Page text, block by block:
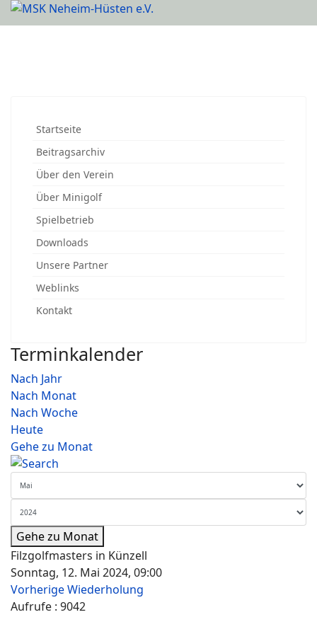
Startseite
Beitragsarchiv
Über den Verein
Über Minigolf
Spielbetrieb
Downloads
Unsere Partner
Weblinks
Kontakt
Terminkalender
Nach Jahr
Nach Monat
Nach Woche
Heute
Gehe zu Monat
Gehe zu Monat
Filzgolfmasters in Künzell
Sonntag, 12. Mai 2024, 09:00
Vorherige Wiederholung
Aufrufe : 9042